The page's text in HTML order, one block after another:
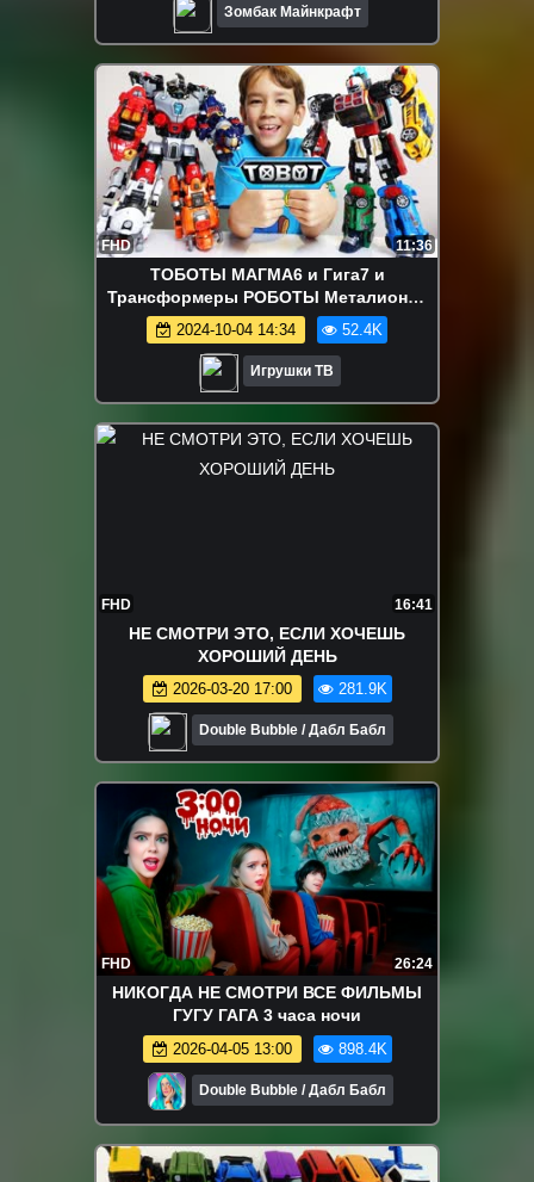
Зомбак Майнкрафт
FHD 11:36
ТОБОТЫ МАГМА6 и Гига7 и
Трансформеры РОБОТЫ Металионы.
Игрушки для детей
2024-10-04 14:34 52.4K
Игрушки ТВ
FHD 16:41
НЕ СМОТРИ ЭТО, ЕСЛИ ХОЧЕШЬ
ХОРОШИЙ ДЕНЬ
2026-03-20 17:00 281.9K
Double Bubble / Дабл Бабл
FHD 26:24
НИКОГДА НЕ СМОТРИ ВСЕ ФИЛЬМЫ
ГУГУ ГАГА 3 часа ночи
2026-04-05 13:00 898.4K
Double Bubble / Дабл Бабл